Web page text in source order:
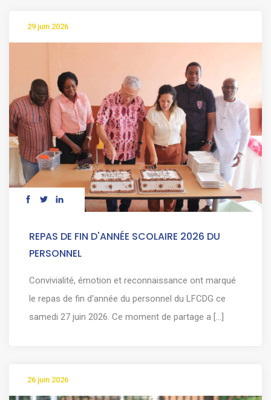
29 juin 2026
REPAS DE FIN D'ANNÉE SCOLAIRE 2026 DU
PERSONNEL
Convivialité, émotion et reconnaissance ont marqué
le repas de fin d'année du personnel du LFCDG ce
samedi 27 juin 2026. Ce moment de partage a [...]
26 juin 2026